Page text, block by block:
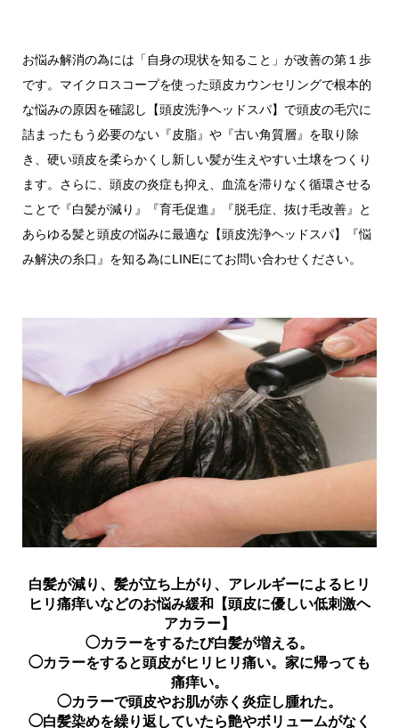
お悩み解消の為には「自身の現状を知ること」が改善の第１歩
です。マイクロスコープを使った頭皮カウンセリングで根本的
な悩みの原因を確認し【頭皮洗浄ヘッドスパ】で頭皮の毛穴に
詰まったもう必要のない『皮脂』や『古い角質層』を取り除
き、硬い頭皮を柔らかくし新しい髪が生えやすい土壌をつくり
ます。さらに、頭皮の炎症も抑え、血流を滞りなく循環させる
ことで『白髪が減り』『育毛促進』『脱毛症、抜け毛改善』と
あらゆる髪と頭皮の悩みに最適な【頭皮洗浄ヘッドスパ】『悩
み解決の糸口』を知る為にLINEにてお問い合わせください。
白髪が減り、髪が立ち上がり、アレルギーによるヒリ
ヒリ痛痒いなどのお悩み緩和【頭皮に優しい低刺激ヘ
アカラー】
◯カラーをするたび白髪が増える。
◯カラーをすると頭皮がヒリヒリ痛い。家に帰っても
痛痒い。
◯カラーで頭皮やお肌が赤く炎症し腫れた。
◯白髪染めを繰り返していたら艶やボリュームがなく
トップ LINE お客様の声